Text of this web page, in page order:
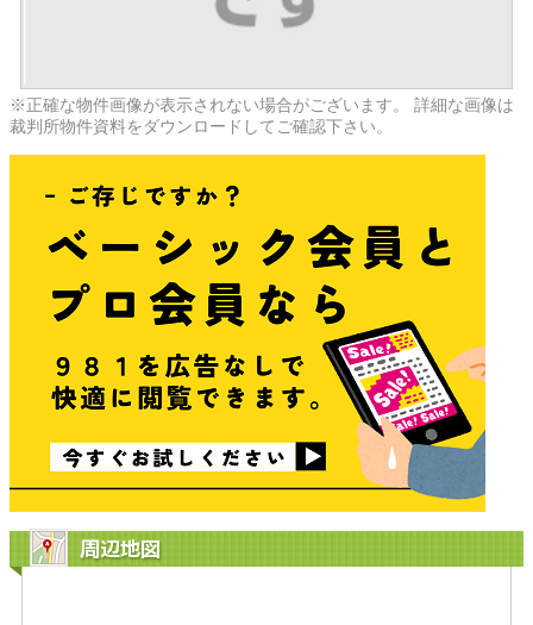
※正確な物件画像が表示されない場合がございます。 詳細な画像は
裁判所物件資料をダウンロードしてご確認下さい。
周辺地図